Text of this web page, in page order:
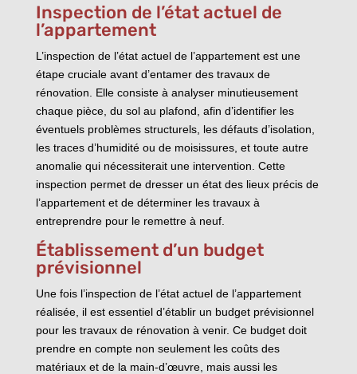
Inspection de l’état actuel de
l’appartement
L’inspection de l’état actuel de l’appartement est une
étape cruciale avant d’entamer des travaux de
rénovation. Elle consiste à analyser minutieusement
chaque pièce, du sol au plafond, afin d’identifier les
éventuels problèmes structurels, les défauts d’isolation,
les traces d’humidité ou de moisissures, et toute autre
anomalie qui nécessiterait une intervention. Cette
inspection permet de dresser un état des lieux précis de
l’appartement et de déterminer les travaux à
entreprendre pour le remettre à neuf.
Établissement d’un budget
prévisionnel
Une fois l’inspection de l’état actuel de l’appartement
réalisée, il est essentiel d’établir un budget prévisionnel
pour les travaux de rénovation à venir. Ce budget doit
prendre en compte non seulement les coûts des
matériaux et de la main-d’œuvre, mais aussi les